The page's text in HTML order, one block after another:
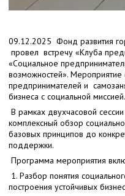
09.12.2025 Фонд развития
провел встречу «Клуба
«Социальное
возможностей».
предпринимателей и
бизнеса с социальной миссией.
В рамках двухчасовой
комплексный обзор
базовых принципов до
поддержки.
Программа мероприятия
1. Разбор понятия
построения устойчивых